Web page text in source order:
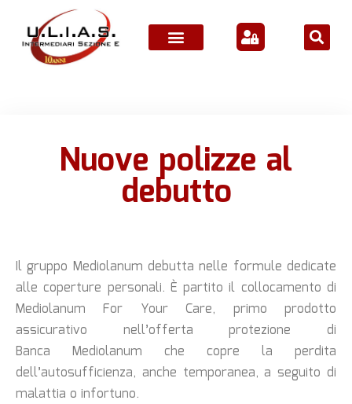
Nuove polizze al
debutto
Il gruppo Mediolanum debutta nelle formule dedicate
alle coperture personali. È partito il collocamento di
Mediolanum For Your Care, primo prodotto
assicurativo nell’offerta protezione di
Banca Mediolanum che copre la perdita
dell’autosufficienza, anche temporanea, a seguito di
malattia o infortuno.